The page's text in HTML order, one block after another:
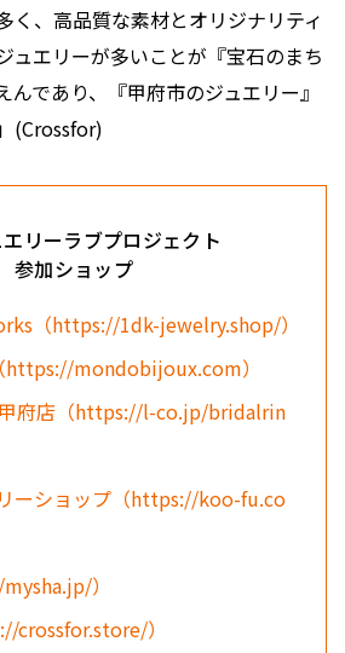
く、高品質な素材とオリジナリティ
ュエリーが多いことが『宝石のまち
であり、『甲府市のジュエリー』
(Crossfor)
リーラブプロジェクト
参加ショップ
（https://1dk-jewelry.shop/）
mondobijoux.com）
府店（https://l-co.jp/bridalrin
ーショップ（https://koo-fu.co
）
crossfor.store/）